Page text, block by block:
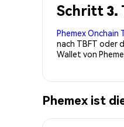
Schritt 3.
Phemex
nach TBFT oder
Wallet von
Phemex ist